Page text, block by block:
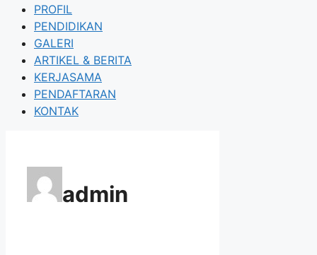
PROFIL
PENDIDIKAN
GALERI
ARTIKEL & BERITA
KERJASAMA
PENDAFTARAN
KONTAK
admin